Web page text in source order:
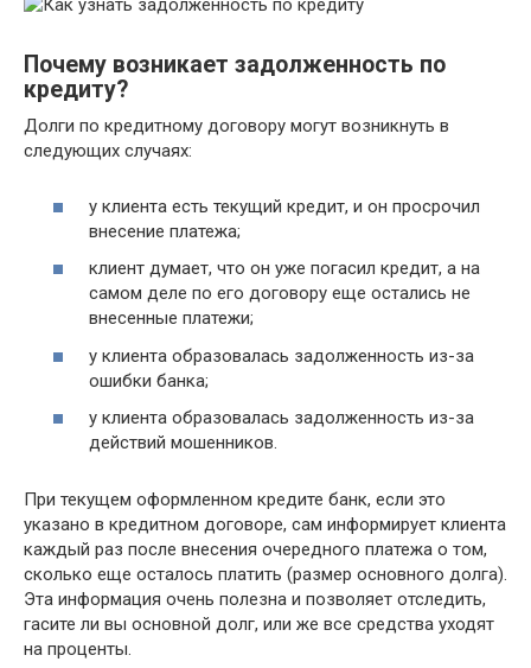
Почему возникает задолженность по
кредиту?
Долги по кредитному договору могут возникнуть в
следующих случаях:
у клиента есть текущий кредит, и он просрочил
внесение платежа;
клиент думает, что он уже погасил кредит, а на
самом деле по его договору еще остались не
внесенные платежи;
у клиента образовалась задолженность из-за
ошибки банка;
у клиента образовалась задолженность из-за
действий мошенников.
При текущем оформленном кредите банк, если это
указано в кредитном договоре, сам информирует клиента
каждый раз после внесения очередного платежа о том,
сколько еще осталось платить (размер основного долга).
Эта информация очень полезна и позволяет отследить,
гасите ли вы основной долг, или же все средства уходят
на проценты.